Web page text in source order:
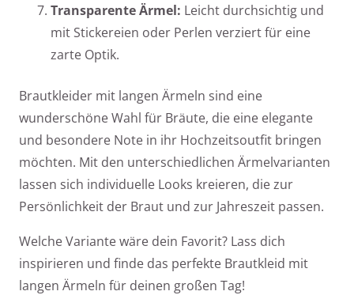
Transparente Ärmel: Leicht durchsichtig und
mit Stickereien oder Perlen verziert für eine
zarte Optik.
Brautkleider mit langen Ärmeln sind eine
wunderschöne Wahl für Bräute, die eine elegante
und besondere Note in ihr Hochzeitsoutfit bringen
möchten. Mit den unterschiedlichen Ärmelvarianten
lassen sich individuelle Looks kreieren, die zur
Persönlichkeit der Braut und zur Jahreszeit passen.
Welche Variante wäre dein Favorit? Lass dich
inspirieren und finde das perfekte Brautkleid mit
langen Ärmeln für deinen großen Tag!